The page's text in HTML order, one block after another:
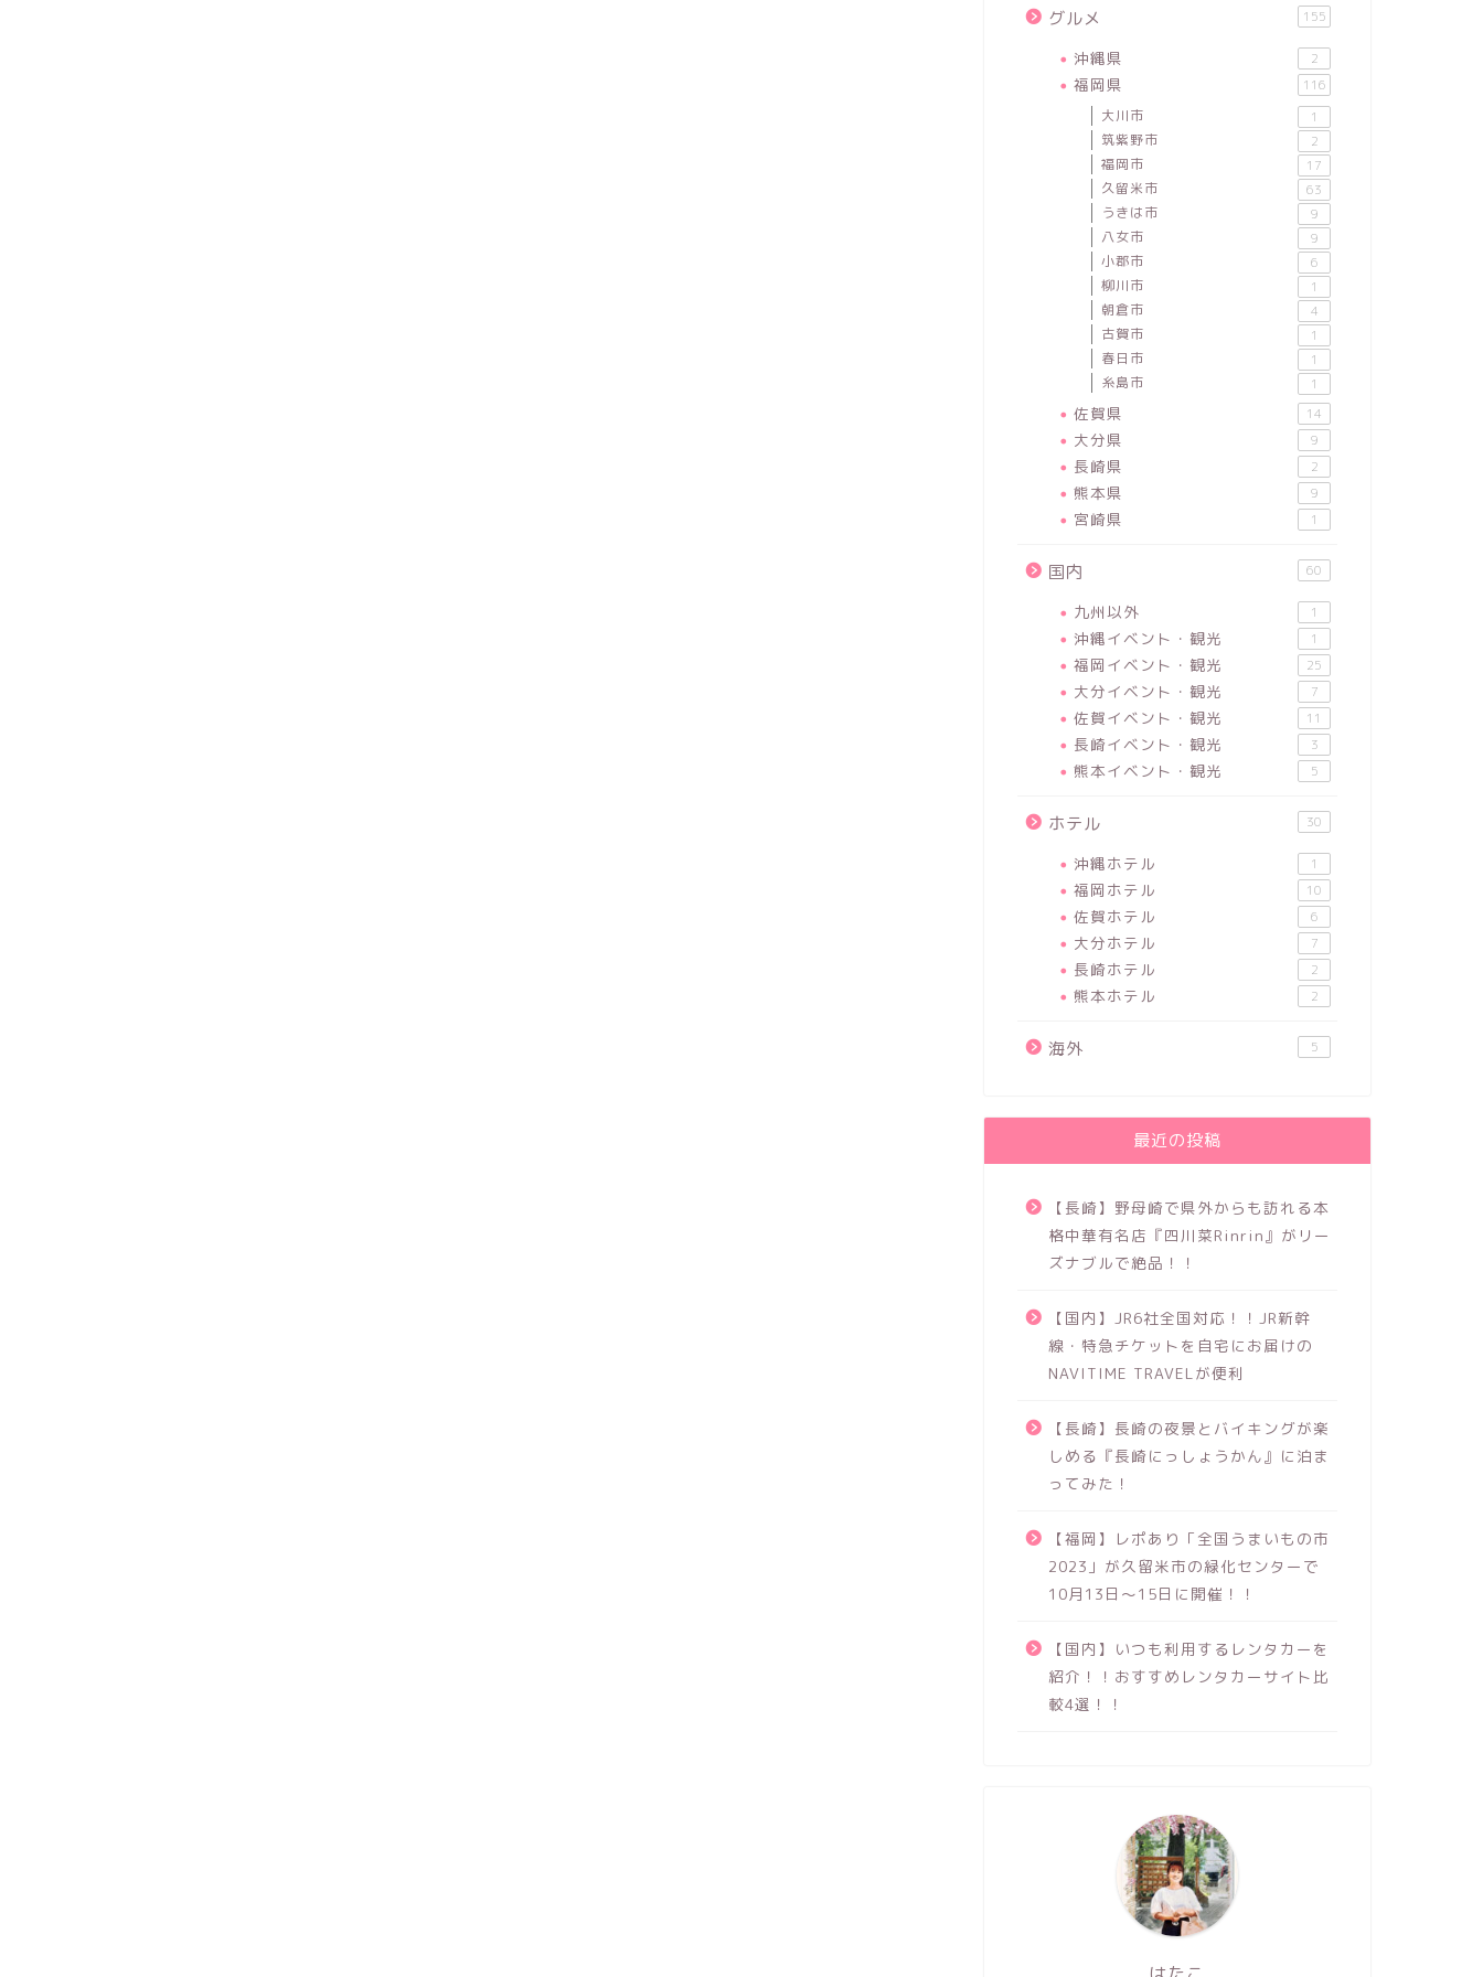
グルメ 155
沖縄県 2
福岡県 116
大川市 1
筑紫野市 2
福岡市 17
久留米市 63
うきは市 9
八女市 9
小郡市 6
柳川市 1
朝倉市 4
古賀市 1
春日市 1
糸島市 1
佐賀県 14
大分県 9
長崎県 2
熊本県 9
宮崎県 1
国内 60
九州以外 1
沖縄イベント・観光 1
福岡イベント・観光 25
大分イベント・観光 7
佐賀イベント・観光 11
長崎イベント・観光 3
熊本イベント・観光 5
ホテル 30
沖縄ホテル 1
福岡ホテル 10
佐賀ホテル 6
大分ホテル 7
長崎ホテル 2
熊本ホテル 2
海外 5
最近の投稿
【長崎】野母崎で県外からも訪れる本
格中華有名店『四川菜Rinrin』がリー
ズナブルで絶品！！
【国内】JR6社全国対応！！JR新幹
線・特急チケットを自宅にお届けの
NAVITIME TRAVELが便利
【長崎】長崎の夜景とバイキングが楽
しめる『長崎にっしょうかん』に泊ま
ってみた！
【福岡】レポあり「全国うまいもの市
2023」が久留米市の緑化センターで
10月13日～15日に開催！！
【国内】いつも利用するレンタカーを
紹介！！おすすめレンタカーサイト比
較4選！！